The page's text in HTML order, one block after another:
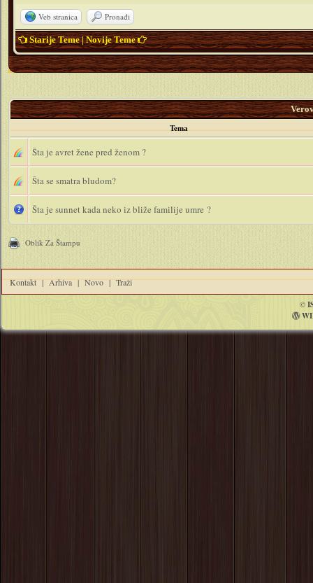
Veb stranica Pronađi
Starije Teme|Novije Teme
Tema
Šta je avret žene pred ženom ?
Šta se smatra bludom?
Šta je sunnet kada neko iz bliže familije umre ?
Oblik Za Štampu
Kontakt | Arhiva | Novo | Traži
©